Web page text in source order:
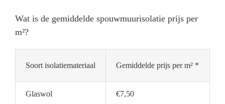
Wat is de gemiddelde spouwmuurisolatie prijs per
m²?
Soort isolatiemateriaal Gemiddelde prijs per m² *
Glaswol €7,50